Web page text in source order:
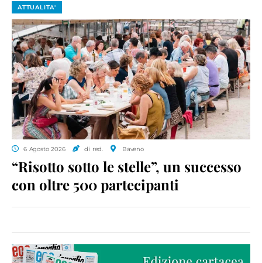
ATTUALITA'
6 Agosto 2026 di red. Baveno
“Risotto sotto le stelle”, un successo
con oltre 500 partecipanti